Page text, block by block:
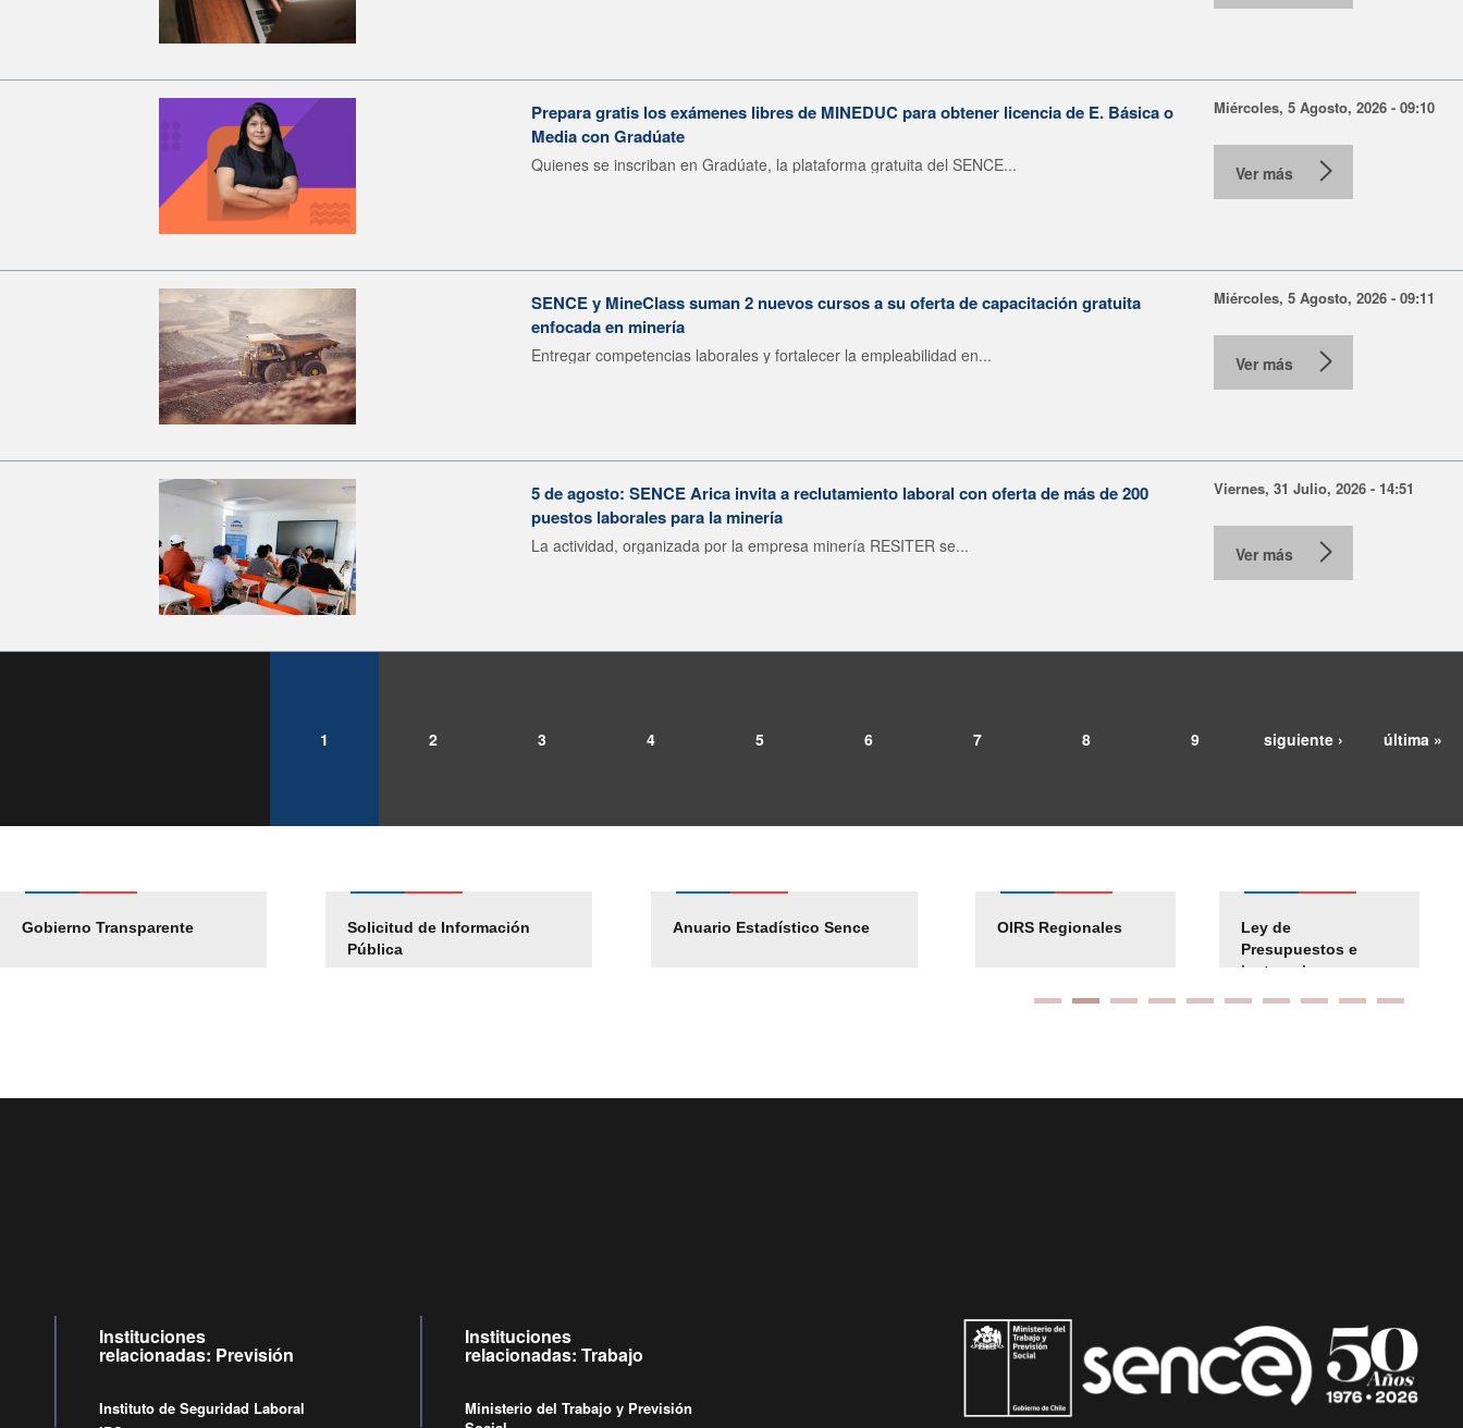
Prepara gratis los exámenes libres de MINEDUC para obtener licencia de E. Básica o
Media con Gradúate
Quienes se inscriban en Gradúate, la plataforma gratuita del SENCE...
Miércoles, 5 Agosto, 2026 - 09:10
Ver más
SENCE y MineClass suman 2 nuevos cursos a su oferta de capacitación gratuita
enfocada en minería
Entregar competencias laborales y fortalecer la empleabilidad en...
Miércoles, 5 Agosto, 2026 - 09:11
Ver más
5 de agosto: SENCE Arica invita a reclutamiento laboral con oferta de más de 200
puestos laborales para la minería
La actividad, organizada por la empresa minería RESITER se...
Viernes, 31 Julio, 2026 - 14:51
Ver más
1 2 3 4 5 6 7 8 9 siguiente › última »
Gobierno Transparente
Solicitud de Información
Pública
Anuario Estadístico Sence
Pago Proveedores
Empleos Públicos
Solicitud Audiencias
OIRS Regionales
Ley de
Presupuestos e
instrucciones
Instituciones
relacionadas: Previsión
Instituto de Seguridad Laboral
Instituciones
relacionadas: Trabajo
Ministerio del Trabajo y Previsión